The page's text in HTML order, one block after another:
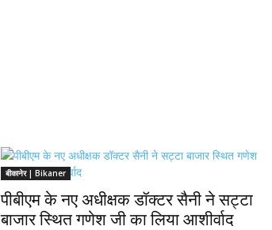
बीकानेर | Bikaner
पीबीएम के नए अधीक्षक डॉक्टर सैनी ने सट्टा
बाजार स्थित गणेश जी का लिया आशीर्वाद